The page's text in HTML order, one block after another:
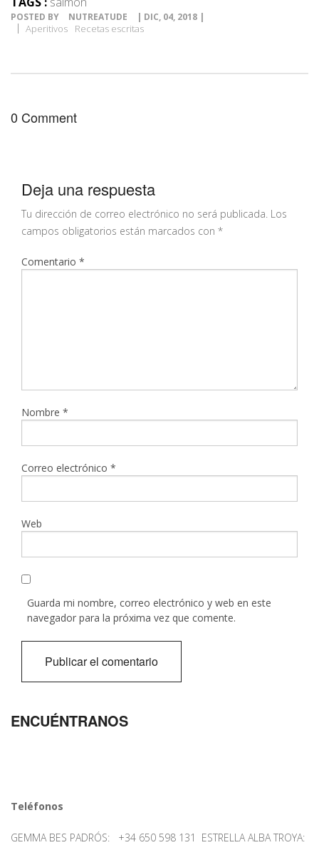
POSTED BY NUTREATUDE | DIC, 04, 2018 |
Aperitivos Recetas escritas
0 Comment
Deja una respuesta
Tu dirección de correo electrónico no será publicada. Los
campos obligatorios están marcados con *
Comentario *
Nombre *
Correo electrónico *
Web
Guarda mi nombre, correo electrónico y web en este
navegador para la próxima vez que comente.
ENCUÉNTRANOS
Teléfonos
GEMMA BES PADRÓS: +34 650 598 131 ESTRELLA ALBA TROYA: